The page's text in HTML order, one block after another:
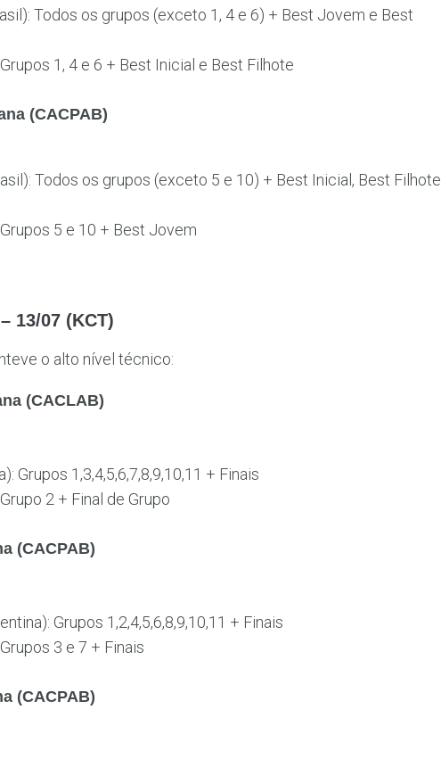
Todos os grupos (exceto 1, 4 e 6) + Best Jovem e Best
1, 4 e 6 + Best Inicial e Best Filhote
(CACPAB)
Todos os grupos (exceto 5 e 10) + Best Inicial, Best Filhote
5 e 10 + Best Jovem
13/07 (KCT)
o alto nível técnico:
(CACLAB)
Grupos 1,3,4,5,6,7,8,9,10,11 + Finais
2 + Final de Grupo
(CACPAB)
Grupos 1,2,4,5,6,8,9,10,11 + Finais
3 e 7 + Finais
(CACPAB)